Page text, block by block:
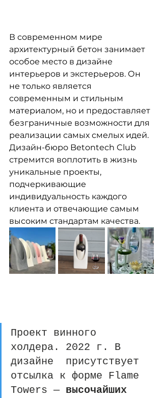
В современном мире
архитектурный бетон занимает
особое место в дизайне
интерьеров и экстерьеров. Он
не только является
современным и стильным
материалом, но и предоставляет
безграничные возможности для
реализации самых смелых идей.
Дизайн-бюро Betontech Club
стремится воплотить в жизнь
уникальные проекты,
подчеркивающие
индивидуальность каждого
клиента и отвечающие самым
высоким стандартам качества.
Проект винного
холдера. 2022 г. В
дизайне  присутствует
отсылка к форме Flame
Towers — высочайших